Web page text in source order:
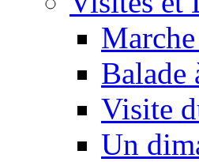
Balade
Visite
Un